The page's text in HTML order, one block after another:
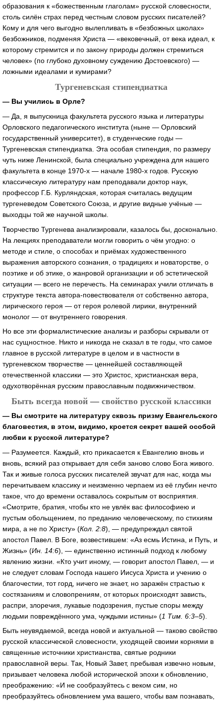
образования к «божественным глаголам» русской словесности,
столь силён страх перед честным словом русских писателей?
Кому и для чего выгодно вылепливать в «безбожных школах»
безбожников, подменяя Христа — «вековечный, от века идеал, к
которому стремится и по закону природы должен стремиться
человек» (по глубоко духовному суждению Достоевского) —
ложными идеалами и кумирами?
Тургеневская стипендиатка
— Вы учились в Орле?
— Да, я выпускница факультета русского языка и литературы
Орловского педагогического института (ныне — Орловский
государственный университет), в студенческие годы —
Тургеневская стипендиатка. Эта особая стипендия, по размеру
чуть ниже Ленинской, была специально учреждена для нашего
факультета в конце 1970-х — начале 1980-х годов. Русскую
классическую литературу нам преподавали доктор наук,
профессор Г.Б. Курляндская, которая считалась ведущим
тургеневедом Советского Союза, и другие видные учёные —
выходцы той же научной школы.
Творчество Тургенева анализировали, казалось бы, досконально.
На лекциях преподаватели могли говорить о чём угодно: о
методе и стиле, о способах и приёмах художественного
выражения авторского сознания, о традициях и новаторстве, о
поэтике и об этике, о жанровой организации и об эстетической
ситуации — всего не перечесть. На семинарах учили отличать в
структуре текста автора-повествователя от собственно автора,
лирического героя — от героя ролевой лирики, внутренний
монолог — от внутреннего говорения.
Но все эти формалистические анализы и разборы скрывали от
нас сущностное. Никто и никогда не сказал в те годы, что самое
главное в русской литературе в целом и в частности в
тургеневском творчестве — ценнейшей составляющей
отечественной классики — это Христос, христианская вера,
одухотворённая русским православным подвижничеством.
Быть всегда новой — свойство русской классики
— Вы смотрите на литературу сквозь призму Евангельского
благовестия, в этом, видимо, кроется секрет вашей особой
любви к русской литературе?
— Разумеется. Каждый, кто прикасается к Евангелию вновь и
вновь, всякий раз открывает для себя заново слово Бога живого.
Так и живые голоса русских писателей звучат для нас, когда мы
перечитываем классику и неизменно черпаем из её глубин нечто
такое, что до времени оставалось сокрытым от восприятия.
«Смотрите, братия, чтобы кто не увлёк вас философиею и
пустым обольщением, по преданию человеческому, по стихиям
мира, а не по Христу» (Кол. 2:8), — предупреждал святой
апостол Павел. В Боге, возвестившем: «Аз есмь Истина, и Путь, и
Жизнь» (Ин. 14:6), — единственно истинный подход к любому
явлению жизни. «Кто учит иному, — говорит апостол Павел, — и
не следует словам Господа нашего Иисуса Христа и учению о
благочестии, тот горд, ничего не знает, но заражён страстью к
состязаниям и словопрениям, от которых происходят зависть,
распри, злоречия, лукавые подозрения, пустые споры между
людьми повреждённого ума, чуждыми истины» (1 Тим. 6:3–5).
Быть неувядаемой, всегда новой и актуальной — таково свойство
русской классической словесности, уходящей своими корнями в
священные источники христианства, святые родники
православной веры. Так, Новый Завет, пребывая извечно новым,
призывает человека любой исторической эпохи к обновлению,
преображению: «И не сообразуйтесь с веком сим, но
преобразуйтесь обновлением ума вашего, чтобы вам познавать,